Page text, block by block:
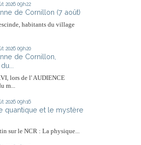
2026 09h22
de Cornillon (7 août)
habitants du village
2026 09h20
de Cornillon,
lors de l' AUDIENCE
m...
2026 09h16
quantique et le mystère
sur le NCR : La physique...